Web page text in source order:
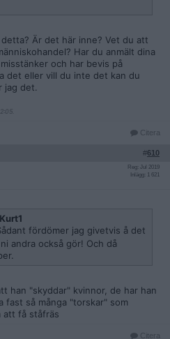
Är det här inne? Vet du att
Har du anmält dina
och har bevis på
det eller vill du inte det kan du
jag det.
Citera
#610
Reg: Jul 2019
Inlägg: 1 621
Kurt1
fördömer jag givetvis å det
andra också gör! Och då
han "skyddar" kvinnor, de har han
fast så många "torskar" som
att få ståfräs
Citera